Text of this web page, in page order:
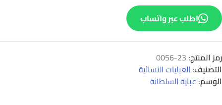
اطلب عبر واتساب
رمز المنتج: 23-0056
التصنيف: العبايات النسائية
الوسم: عباية السلطانة